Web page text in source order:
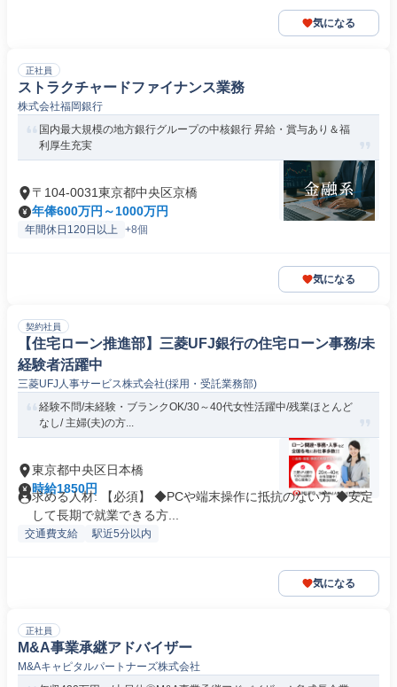
気になる
正社員
ストラクチャードファイナンス業務
株式会社福岡銀行
国内最大規模の地方銀行グループの中核銀行 昇給・賞与あり＆福
利厚生充実
〒104-0031東京都中央区京橋
年俸600万円～1000万円
年間休日120日以上 +8個
気になる
契約社員
【住宅ローン推進部】三菱UFJ銀行の住宅ローン事務/未
経験者活躍中
三菱UFJ人事サービス株式会社(採用・受託業務部)
経験不問/未経験・ブランクOK/30～40代女性活躍中/残業ほとんど
なし/ 主婦(夫)の方...
東京都中央区日本橋
時給1850円
求める人材: 【必須】 ◆PCや端末操作に抵抗のない方 ◆安定
して長期で就業できる方...
交通費支給 駅近5分以内
気になる
正社員
M&A事業承継アドバイザー
M&Aキャピタルパートナーズ株式会社